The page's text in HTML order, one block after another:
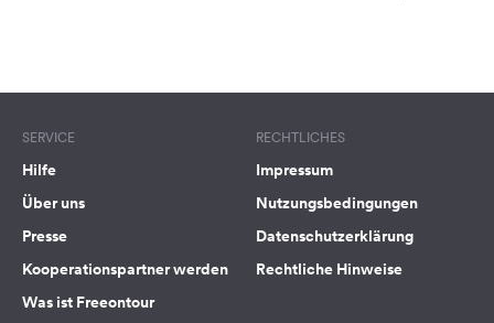
SERVICE
Hilfe
Über uns
Presse
Kooperationspartner werden
Was ist Freeontour
RECHTLICHES
Impressum
Nutzungsbedingungen
Datenschutzerklärung
Rechtliche Hinweise